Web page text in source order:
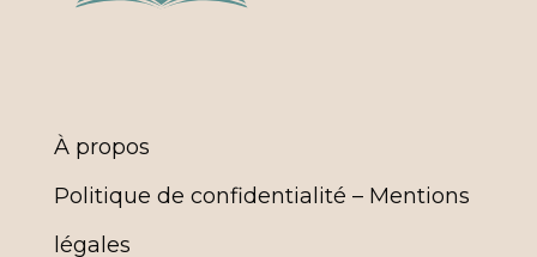
À propos
Politique de confidentialité – Mentions
légales